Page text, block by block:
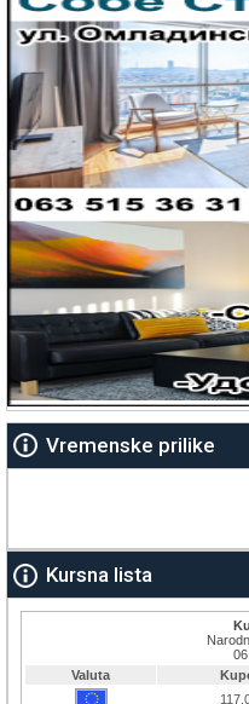
Vremenske prilike
Kursna lista